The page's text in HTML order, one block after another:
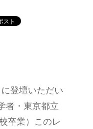
登壇いただい
者・東京都立
卒業）このレ